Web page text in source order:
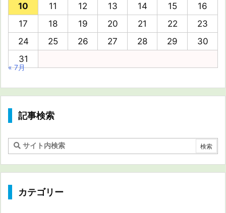
10
11 12 13 14 15
16
17
18 19 20 21 22
23
24
25 26 27 28 29
30
31
« 7月
記事検索
カテゴリー